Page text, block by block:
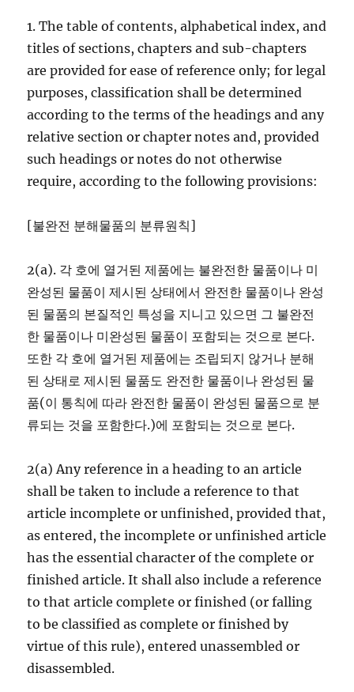
1. The table of contents, alphabetical index, and
titles of sections, chapters and sub-chapters
are provided for ease of reference only; for legal
purposes, classification shall be determined
according to the terms of the headings and any
relative section or chapter notes and, provided
such headings or notes do not otherwise
require, according to the following provisions:
[불완전 분해물품의 분류원칙]
2(a). 각 호에 열거된 제품에는 불완전한 물품이나 미
완성된 물품이 제시된 상태에서 완전한 물품이나 완성
된 물품의 본질적인 특성을 지니고 있으면 그 불완전
한 물품이나 미완성된 물품이 포함되는 것으로 본다.
또한 각 호에 열거된 제품에는 조립되지 않거나 분해
된 상태로 제시된 물품도 완전한 물품이나 완성된 물
품(이 통칙에 따라 완전한 물품이 완성된 물품으로 분
류되는 것을 포함한다.)에 포함되는 것으로 본다.
2(a) Any reference in a heading to an article
shall be taken to include a reference to that
article incomplete or unfinished, provided that,
as entered, the incomplete or unfinished article
has the essential character of the complete or
finished article. It shall also include a reference
to that article complete or finished (or falling
to be classified as complete or finished by
virtue of this rule), entered unassembled or
disassembled.